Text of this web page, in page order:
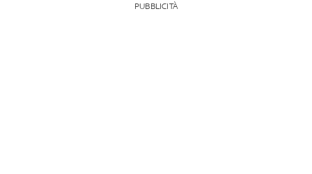
PUBBLICITÀ